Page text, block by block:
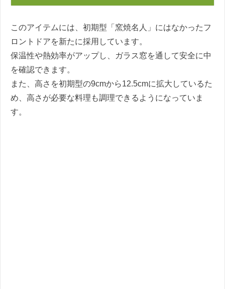
このアイテムには、初期型「窯焼名人」にはなかったフ
ロントドアを新たに採用しています。
保温性や熱効率がアップし、ガラス窓を通して安全に中
を確認できます。
また、高さを初期型の9cmから12.5cmに拡大しているた
め、高さが必要な料理も調理できるようになっていま
す。